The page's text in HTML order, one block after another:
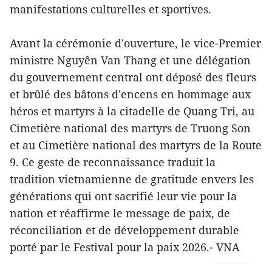
manifestations culturelles et sportives.
Avant la cérémonie d'ouverture, le vice-Premier
ministre Nguyên Van Thang et une délégation
du gouvernement central ont déposé des fleurs
et brûlé des bâtons d'encens en hommage aux
héros et martyrs à la citadelle de Quang Tri, au
Cimetière national des martyrs de Truong Son
et au Cimetière national des martyrs de la Route
9. Ce geste de reconnaissance traduit la
tradition vietnamienne de gratitude envers les
générations qui ont sacrifié leur vie pour la
nation et réaffirme le message de paix, de
réconciliation et de développement durable
porté par le Festival pour la paix 2026.- VNA